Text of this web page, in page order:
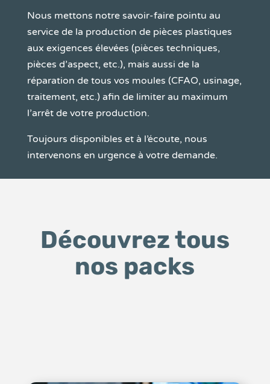
Nous mettons notre savoir-faire pointu au
service de la production de pièces plastiques
aux exigences élevées (pièces techniques,
pièces d’aspect, etc.), mais aussi de la
réparation de tous vos moules (CFAO, usinage,
traitement, etc.) afin de limiter au maximum
l’arrêt de votre production.
Toujours disponibles et à l’écoute, nous
intervenons en urgence à votre demande.
Découvrez tous
nos packs